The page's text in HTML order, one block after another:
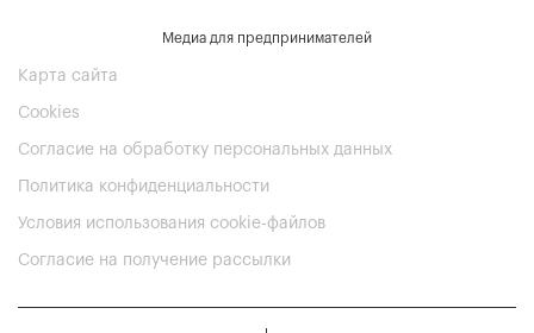
Медиа для предпринимателей
Карта сайта
Cookies
Согласие на обработку персональных данных
Политика конфиденциальности
Условия использования cookie-файлов
Согласие на получение рассылки